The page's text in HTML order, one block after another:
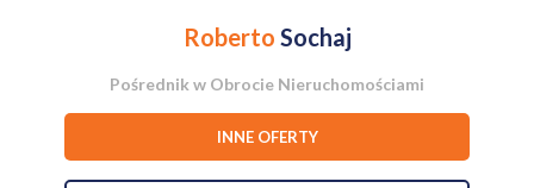
Roberto Sochaj
Pośrednik w Obrocie Nieruchomościami
INNE OFERTY